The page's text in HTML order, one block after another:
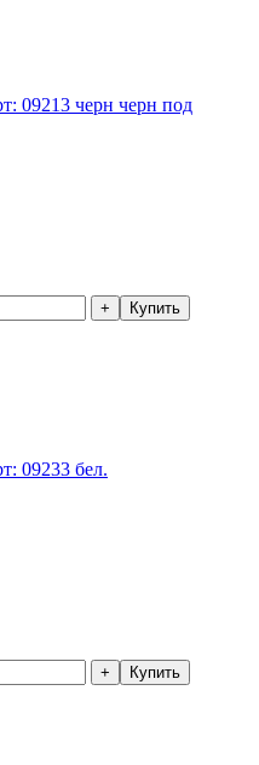
09213 черн черн под
09233 бел.